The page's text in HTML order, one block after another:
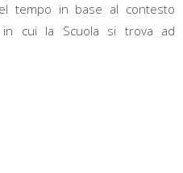
tempo in base al contesto
in cui la Scuola si trova ad